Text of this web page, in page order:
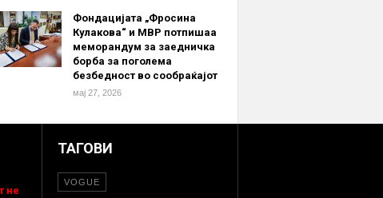
Фондацијата „Фросина
Кулакова“ и МВР потпишаа
меморандум за заедничка
борба за поголема
безбедност во сообраќајот
мај 27, 2026
не
ТАГОВИ
VOGUE